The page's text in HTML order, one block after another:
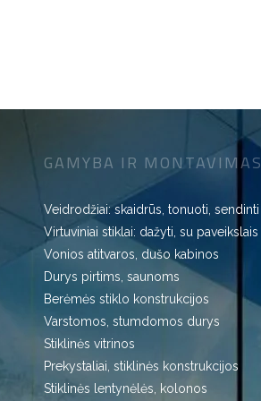
GAMYBA IR MONTAVIMAS
Veidrodžiai: skaidrūs, tonuoti, sendinti
Virtuviniai stiklai: dažyti, su paveikslais
Vonios atitvaros, dušo kabinos
Durys pirtims, saunoms
Berėmės stiklo konstrukcijos
Varstomos, stumdomos durys
Stiklinės vitrinos
Prekystaliai, stiklinės konstrukcijos
Stiklinės lentynėlės, kolonos